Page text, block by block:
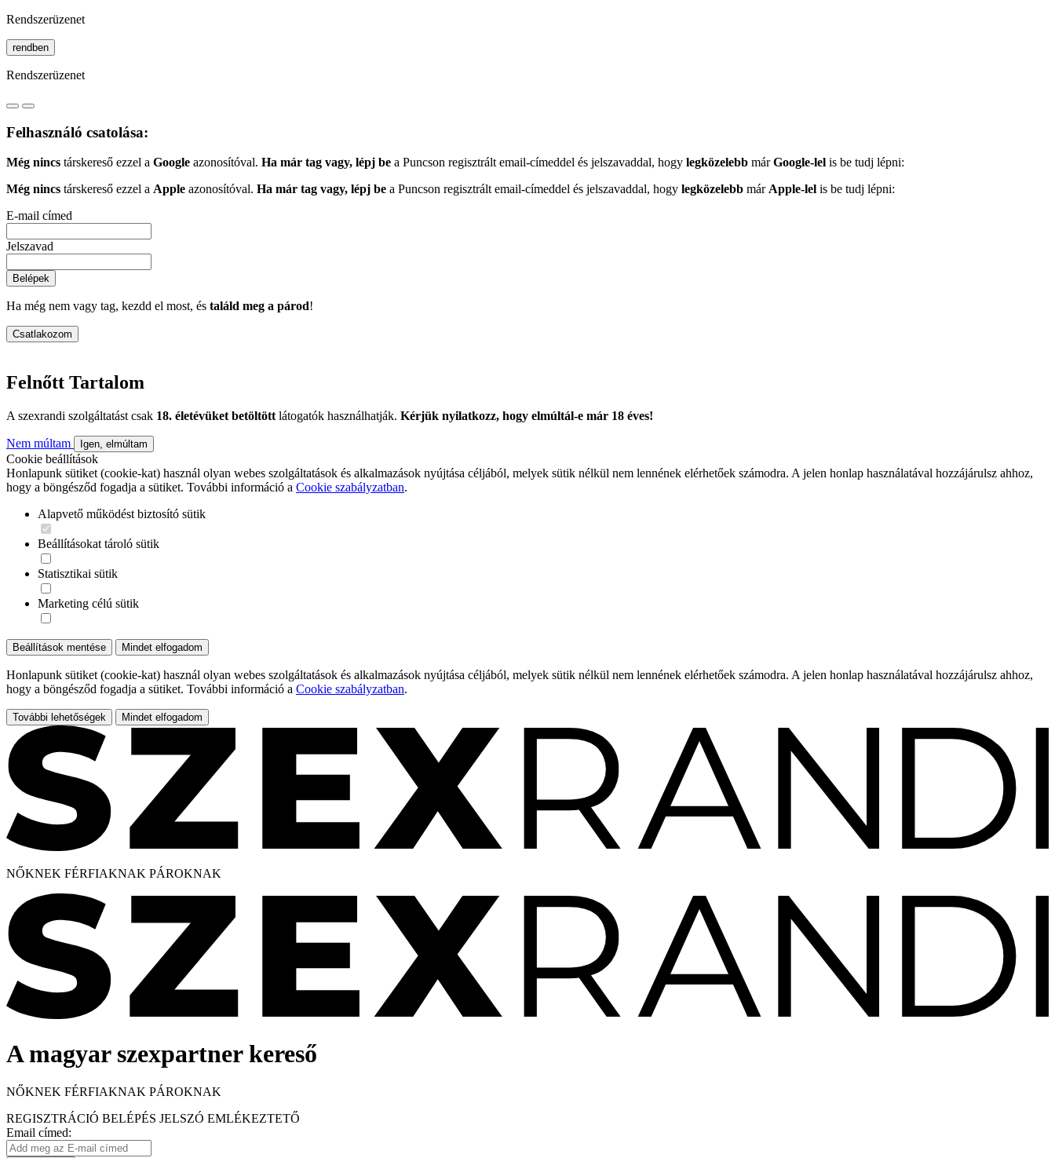
Rendszerüzenet
rendben
Rendszerüzenet
Felhasználó csatolása:
Még nincs társkereső ezzel a Google azonosítóval. Ha már tag vagy, lépj be a Puncson regisztrált email-címeddel és jelszavaddal, hogy legközelebb márGoogle-lel is be tudj lépni:
Még nincs társkereső ezzel a Apple azonosítóval. Ha már tag vagy, lépj be a Puncson regisztrált email-címeddel és jelszavaddal, hogy legközelebb márApple-lel is be tudj lépni:
E-mail címed
Jelszavad
Belépek
Ha még nem vagy tag, kezdd el most, és találd meg a párod!
Csatlakozom
Felnőtt Tartalom
A szexrandi szolgáltatást csak 18. életévüket betöltött látogatók használhatják. Kérjük nyilatkozz, hogy elmúltál-e már 18 éves!
Nem múltam Igen, elmúltam
Cookie beállítások
Honlapunk sütiket (cookie-kat) használ olyan webes szolgáltatások és alkalmazások nyújtása céljából, melyek sütik nélkül nem lennének elérhetőek számodra. A jelen honlap használatával hozzájárulsz ahhoz,
hogy a böngésződ fogadja a sütiket. További információ a Cookie szabályzatban.
Alapvető működést biztosító sütik
Beállításokat tároló sütik
Statisztikai sütik
Marketing célú sütik
Beállítások mentése Mindet elfogadom
Honlapunk sütiket (cookie-kat) használ olyan webes szolgáltatások és alkalmazások nyújtása céljából, melyek sütik nélkül nem lennének elérhetőek számodra. A jelen honlap használatával hozzájárulsz ahhoz,
hogy a böngésződ fogadja a sütiket. További információ a Cookie szabályzatban.
További lehetőségek Mindet elfogadom
NŐKNEK FÉRFIAKNAK PÁROKNAK
A magyar szexpartner kereső
NŐKNEK FÉRFIAKNAK PÁROKNAK
REGISZTRÁCIÓ BELÉPÉS JELSZÓ EMLÉKEZTETŐ
Email címed: